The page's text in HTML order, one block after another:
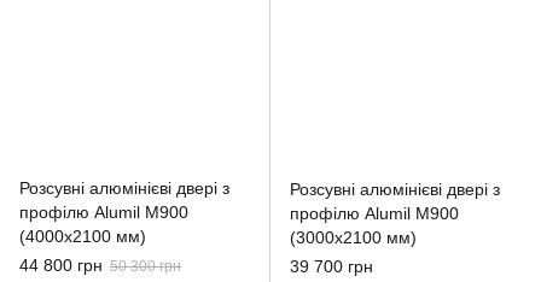
Розсувні алюмінієві двері з
профілю Alumil M900
(4000x2100 мм)
44 800 грн 50 300 грн
Розсувні алюмінієві двері з
профілю Alumil M900
(3000x2100 мм)
39 700 грн